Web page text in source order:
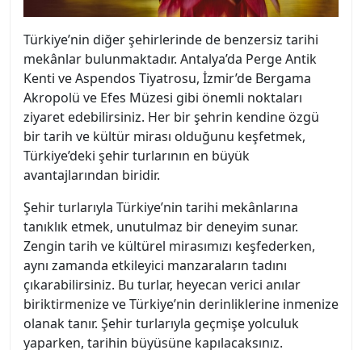
Türkiye’nin diğer şehirlerinde de benzersiz tarihi
mekânlar bulunmaktadır. Antalya’da Perge Antik
Kenti ve Aspendos Tiyatrosu, İzmir’de Bergama
Akropolü ve Efes Müzesi gibi önemli noktaları
ziyaret edebilirsiniz. Her bir şehrin kendine özgü
bir tarih ve kültür mirası olduğunu keşfetmek,
Türkiye’deki şehir turlarının en büyük
avantajlarından biridir.
Şehir turlarıyla Türkiye’nin tarihi mekânlarına
tanıklık etmek, unutulmaz bir deneyim sunar.
Zengin tarih ve kültürel mirasımızı keşfederken,
aynı zamanda etkileyici manzaraların tadını
çıkarabilirsiniz. Bu turlar, heyecan verici anılar
biriktirmenize ve Türkiye’nin derinliklerine inmenize
olanak tanır. Şehir turlarıyla geçmişe yolculuk
yaparken, tarihin büyüsüne kapılacaksınız.